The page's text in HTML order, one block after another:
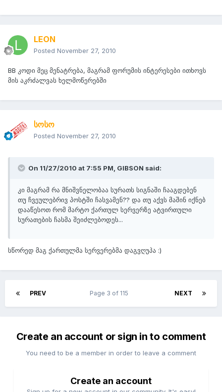
LEON
Posted November 27, 2010
BB კოდი მეც მენატრება, მაგრამ ფორუმის ინტერესები ითხოვს
მის აკრძალვას ხელმოწერებში
სოსო
Posted November 27, 2010
On 11/27/2010 at 7:55 PM, GIBSON said:
კი მაგრამ რა მნიშვნელობაა სურათს სიგნაში ჩააგდებენ
თუ ჩვეულებრივ პოსტში ჩასვამენ?? და თუ აქვს მაშინ იქნებ
დააწესოთ რომ მარტო ქართულ სერვერზე ატვირთული
სურათების ჩასმა შეიძლებოდეს...
სწორედ მაგ ქართულმა სერვერებმა დაგვღუპა :)
PREV NEXT
Page 3 of 115
Create an account or sign in to comment
You need to be a member in order to leave a comment
Create an account